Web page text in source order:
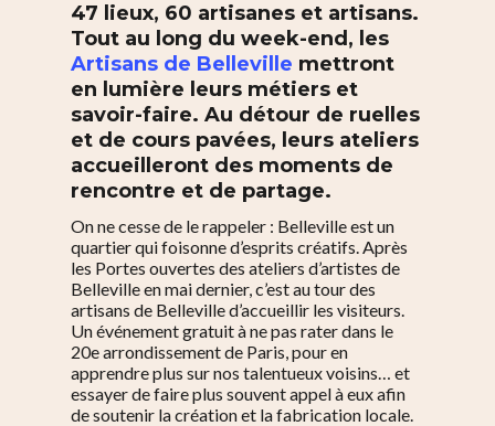
47 lieux, 60 artisanes et artisans.
Tout au long du week-end, les
Artisans de Belleville mettront
en lumière leurs métiers et
savoir-faire. Au détour de ruelles
et de cours pavées, leurs ateliers
accueilleront des moments de
rencontre et de partage.
On ne cesse de le rappeler : Belleville est un
quartier qui foisonne d’esprits créatifs. Après
les Portes ouvertes des ateliers d’artistes de
Belleville en mai dernier, c’est au tour des
artisans de Belleville d’accueillir les visiteurs.
Un événement gratuit à ne pas rater dans le
20e arrondissement de Paris, pour en
apprendre plus sur nos talentueux voisins… et
essayer de faire plus souvent appel à eux afin
de soutenir la création et la fabrication locale.